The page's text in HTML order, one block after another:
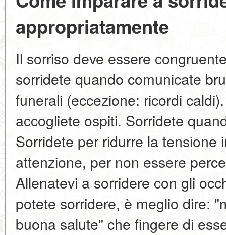
appropriatamente
Il sorriso deve essere
sorridete quando comunicate
funerali (eccezione: ricordi
accogliete ospiti. Sorridete
Sorridete per ridurre la tensione
attenzione, per non essere
Allenatevi a sorridere con gli
potete sorridere, è meglio dire:
buona salute" che fingere di